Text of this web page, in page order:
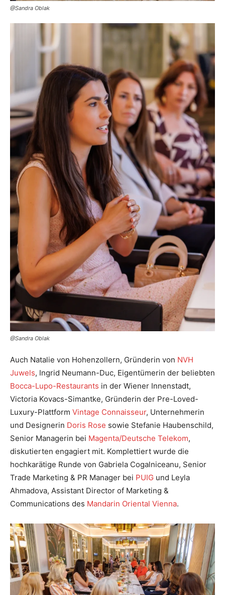
@Sandra Oblak
@Sandra Oblak
Auch Natalie von Hohenzollern, Gründerin von NVH
Juwels, Ingrid Neumann-Duc, Eigentümerin der beliebten
Bocca-Lupo-Restaurants in der Wiener Innenstadt,
Victoria Kovacs-Simantke, Gründerin der Pre-Loved-
Luxury-Plattform Vintage Connaisseur, Unternehmerin
und Designerin Doris Rose sowie Stefanie Haubenschild,
Senior Managerin bei Magenta/Deutsche Telekom,
diskutierten engagiert mit. Komplettiert wurde die
hochkarätige Runde von Gabriela Cogalniceanu, Senior
Trade Marketing & PR Manager bei PUIG und Leyla
Ahmadova, Assistant Director of Marketing &
Communications des Mandarin Oriental Vienna.